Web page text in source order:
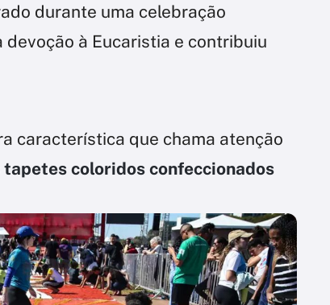
durante uma celebração
à Eucaristia e contribuiu
característica que chama atenção
tapetes coloridos confeccionados